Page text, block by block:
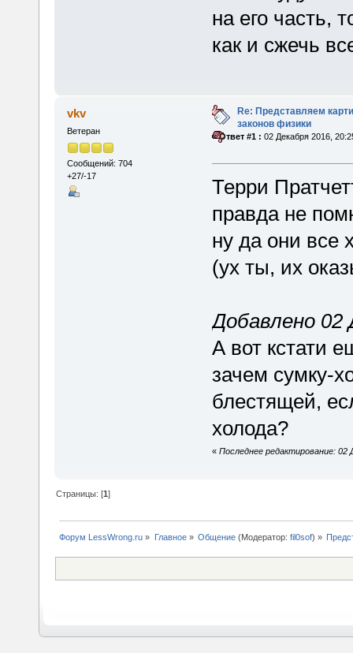
на его часть,
как и сжечь
vkv
Ветеран
Сообщений: 704
+27/-17
Re: Представляем
законов физики
«Ответ #1 : 02 Декабря 2016,
Терри
правда не
ну да они все
(ух ты, их
Добавлено 02
А вот кстати
зачем сумку-
блестящей,
холода?
« Последнее редактирование: 02
Страницы: [1]
Форум LessWrong.ru » Главное» Общение(Модератор: fil0sof) »